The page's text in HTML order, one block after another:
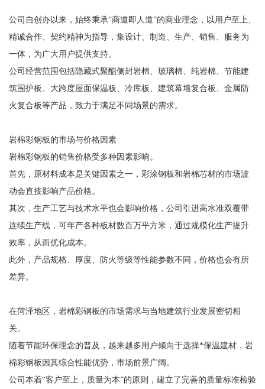
公司自创办以来，始终秉承“商道即人道”的商业理念，以用户至上、
精诚合作、契约精神为指导，集设计、制造、生产、销售、服务为
一体，为广大用户提供支持。
公司经营范围包括隐藏式聚酯侧封岩棉、玻璃棉、纯岩棉、节能建
筑围护板、大跨度屋面保温板、冷库板、建筑幕墙复合板、金属防
火复合板等产品，致力于满足不同场景的需求。
岩棉彩钢板的市场与价格因素
岩棉彩钢板的销售价格受多种因素影响。
首先，原材料成本是关键因素之一，彩涂钢板和岩棉芯材的市场波
动会直接影响产品价格。
其次，生产工艺与技术水平也会影响价格，公司引进高水准双覆带
连续生产线，可年产各种板材数百万平方米，通过规模化生产提升
效率，从而优化成本。
此外，产品规格、厚度、防火等级等性能参数不同，价格也会有所
差异。
在菏泽地区，岩棉彩钢板的市场需求与当地建筑行业发展密切相
关。
随着节能环保理念的普及，越来越多用户倾向于选择*保温建材，岩
棉彩钢板因其综合性能优势，市场前景广阔。
公司本着“客户至上，质量为本”的原则，建立了完善的质量标准检验